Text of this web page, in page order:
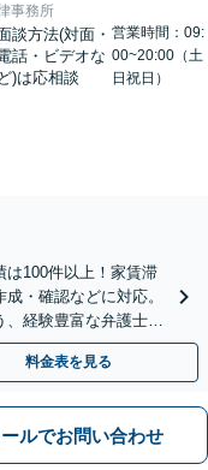
事務所
談方法(対面・
話・ビデオな
ど)は応相談
営業時間：09:
00~20:00（土
日祝日）
は100件以上！家賃滞
・確認などに対応。
、経験豊富な弁護士が
ださい
料金表を見る
ールでお問い合わせ